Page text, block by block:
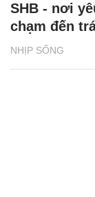
NHỊP SỐNG
SHB - nơi
chạm đến